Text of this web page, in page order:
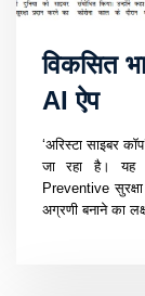
विकसित
AI ऐप
‘अरिस्टा साइबर
जा रहा है। यह
Preventive
अग्रणी बनाने का